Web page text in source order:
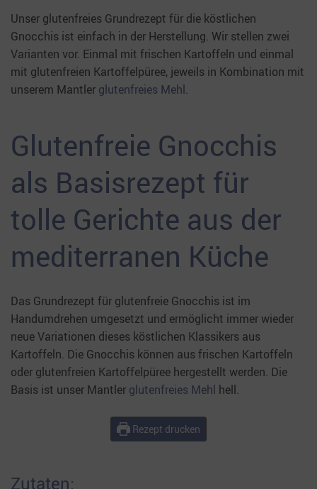
Unser glutenfreies Grundrezept für die köstlichen
Gnocchis ist einfach in der Herstellung. Wir stellen zwei
Varianten vor. Einmal mit frischen Kartoffeln und einmal
mit glutenfreien Kartoffelpüree, jeweils in Kombination mit
unserem Mantler glutenfreies Mehl.
Glutenfreie Gnocchis
als Basisrezept für
tolle Gerichte aus der
mediterranen Küche
Das Grundrezept für glutenfreie Gnocchis ist im
Handumdrehen umgesetzt und ermöglicht immer wieder
neue Variationen dieses köstlichen Klassikers aus
Kartoffeln. Die Gnocchis können aus frischen Kartoffeln
oder glutenfreien Kartoffelpüree hergestellt werden. Die
Basis ist unser Mantler glutenfreies Mehl hell.
Rezept drucken
Zutaten: